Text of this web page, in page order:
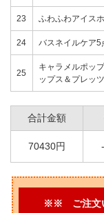
23 ふわふわアイス
24 バスネイルケア5
25
キャラメルポッ
ップス＆プレッ
合計金額
70430円
※※ ご注文